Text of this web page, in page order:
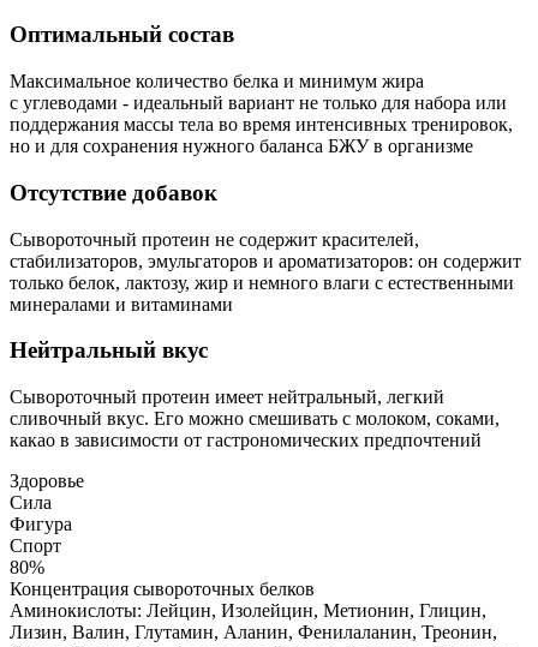
Оптимальный состав
Максимальное количество белка и минимум жира
с углеводами - идеальный вариант не только для набора или
поддержания массы тела во время интенсивных тренировок,
но и для сохранения нужного баланса БЖУ в организме
Отсутствие добавок
Сывороточный протеин не содержит красителей,
стабилизаторов, эмульгаторов и ароматизаторов: он содержит
только белок, лактозу, жир и немного влаги с естественными
минералами и витаминами
Нейтральный вкус
Сывороточный протеин имеет нейтральный, легкий
сливочный вкус. Его можно смешивать с молоком, соками,
какао в зависимости от гастрономических предпочтений
Здоровье
Сила
Фигура
Спорт
80%
Концентрация сывороточных белков
Аминокислоты: Лейцин, Изолейцин, Метионин, Глицин,
Лизин, Валин, Глутамин, Аланин, Фенилаланин, Треонин,